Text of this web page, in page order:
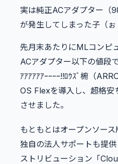
実は純正ACアダプター（
が発生してしまった子（ぉ
先月末あたりにMLコンピ
ACアダプター以下の値段
ｱｱｱｱｱｱｰｰｰｰ!!ﾛｳｽﾞ椨（
OS Flexを導入し、超格安
させました。
もともとはオープンソー
独自の法人サポートも提
ストリビューション「